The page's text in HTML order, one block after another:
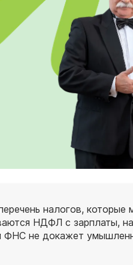
налогов, которые
НДФЛ с зарплаты,
ФНС не докажет